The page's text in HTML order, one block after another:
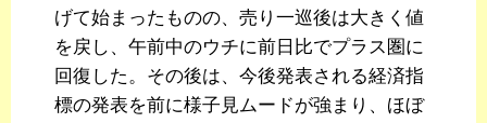
げて始まったものの、売り一巡後は大きく値
を戻し、午前中のウチに前日比でプラス圏に
回復した。その後は、今後発表される経済指
標の発表を前に様子見ムードが強まり、ほぼ